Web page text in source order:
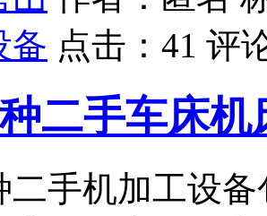
备 点击： 41 评
二手车床
二手机加工设